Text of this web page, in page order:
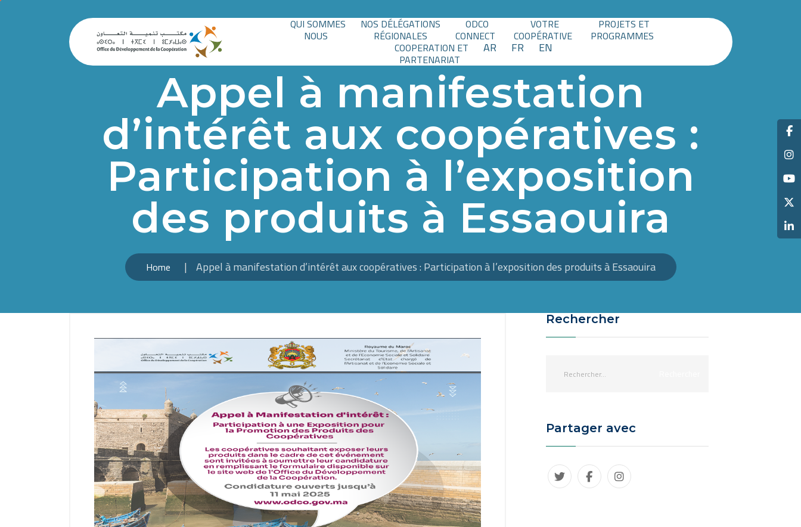
QUI SOMMES
NOUS
NOS DÉLÉGATIONS
RÉGIONALES
ODCO
CONNECT
VOTRE
COOPÉRATIVE
PROJETS ET
PROGRAMMES
COOPERATION ET
PARTENARIAT
AR FR EN
Appel à manifestation
d’intérêt aux coopératives :
Participation à l’exposition
des produits à Essaouira
Home Appel à manifestation d’intérêt aux coopératives : Participation à l’exposition des produits à Essaouira
Rechercher
Partager avec